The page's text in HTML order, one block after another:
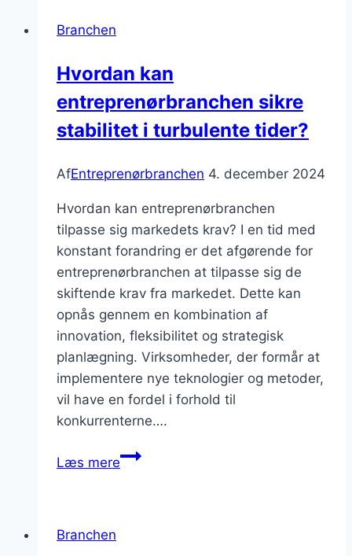
byggeprojekt
Branchen
Hvordan kan
entreprenørbranchen sikre
stabilitet i turbulente tider?
AfEntreprenørbranchen 4. december 2024
Hvordan kan entreprenørbranchen
tilpasse sig markedets krav? I en tid med
konstant forandring er det afgørende for
entreprenørbranchen at tilpasse sig de
skiftende krav fra markedet. Dette kan
opnås gennem en kombination af
innovation, fleksibilitet og strategisk
planlægning. Virksomheder, der formår at
implementere nye teknologier og metoder,
vil have en fordel i forhold til
konkurrenterne….
Læs mereHvordan
Branchen